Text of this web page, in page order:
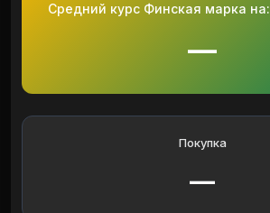
Средний курс Финская марка на:
—
Покупка
—